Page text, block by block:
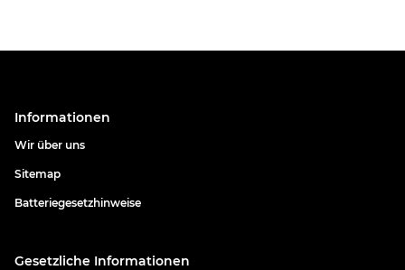
Informationen
Wir über uns
Sitemap
Batteriegesetzhinweise
Gesetzliche Informationen